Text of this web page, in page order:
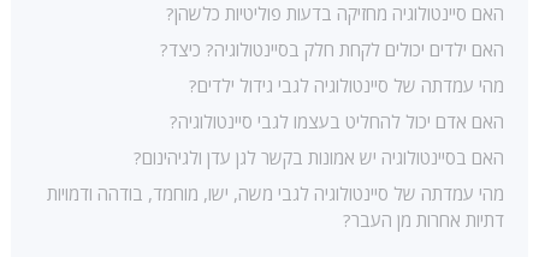
האם סיינטולוגיה מחזיקה בדעות פוליטיות כלשהן?
האם ילדים יכולים לקחת חלק בסיינטולוגיה? כיצד?
מהי עמדתה של סיינטולוגיה לגבי גידול ילדים?
האם אדם יכול להחליט בעצמו לגבי סיינטולוגיה?
האם בסיינטולוגיה יש אמונות בקשר לגן עדן ולגיהינום?
מהי עמדתה של סיינטולוגיה לגבי משה, ישו, מוחמד, בודהה ודמויות
דתיות אחרות מן העבר?